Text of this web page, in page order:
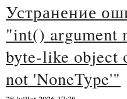
Устранение
"int() argument
byte-like object
not 'NoneType'"